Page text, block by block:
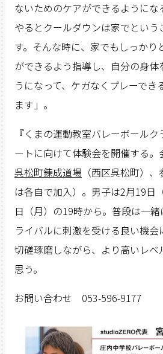
ないためのケアができるように
やるとクールダウンは家でという
す。そんな時に、家でもしっかり
ができるよう指導し、自分の身体
うになって、ケガなくプレーでき
ます」。
『くまの運動教室バレーボール
ートに向けて体験会を開催する。
呉松町錬成道場 （西区呉松町）
は各自で加入）。男子は2月19日
日（月）の19時から。普段は一
ライバルに刺激を受ける良い機会
切磋琢磨しながら、より高いレベ
思う。
お問い合わせ 053-596-9177